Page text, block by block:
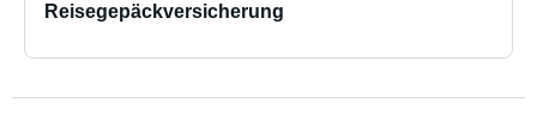
Reisegepäckversicherung